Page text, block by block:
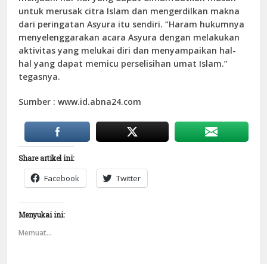
untuk merusak citra Islam dan mengerdilkan makna
dari peringatan Asyura itu sendiri. “Haram hukumnya
menyelenggarakan acara Asyura dengan melakukan
aktivitas yang melukai diri dan menyampaikan hal-
hal yang dapat memicu perselisihan umat Islam.”
tegasnya.
Sumber : www.id.abna24.com
Share artikel ini:
Facebook Twitter
Menyukai ini:
Memuat...